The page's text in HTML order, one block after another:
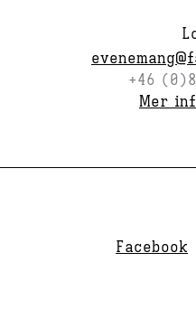
+46
Mer
Facebook